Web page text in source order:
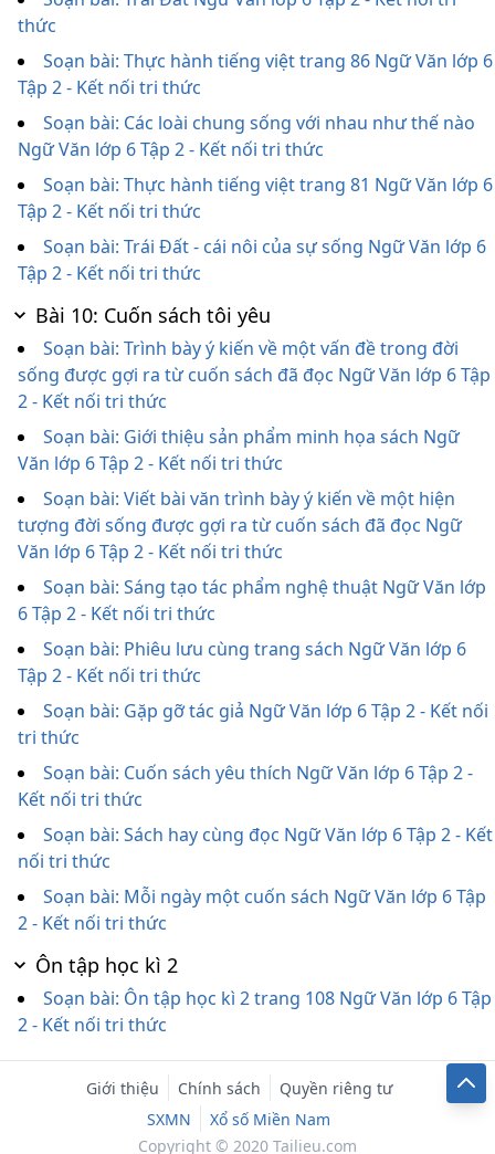
thức
Soạn bài: Thực hành tiếng việt trang 86 Ngữ Văn lớp 6
Tập 2 - Kết nối tri thức
Soạn bài: Các loài chung sống với nhau như thế nào
Ngữ Văn lớp 6 Tập 2 - Kết nối tri thức
Soạn bài: Thực hành tiếng việt trang 81 Ngữ Văn lớp 6
Tập 2 - Kết nối tri thức
Soạn bài: Trái Đất - cái nôi của sự sống Ngữ Văn lớp 6
Tập 2 - Kết nối tri thức
Bài 10: Cuốn sách tôi yêu
Soạn bài: Trình bày ý kiến về một vấn đề trong đời
sống được gợi ra từ cuốn sách đã đọc Ngữ Văn lớp 6 Tập
2 - Kết nối tri thức
Soạn bài: Giới thiệu sản phẩm minh họa sách Ngữ
Văn lớp 6 Tập 2 - Kết nối tri thức
Soạn bài: Viết bài văn trình bày ý kiến về một hiện
tượng đời sống được gợi ra từ cuốn sách đã đọc Ngữ
Văn lớp 6 Tập 2 - Kết nối tri thức
Soạn bài: Sáng tạo tác phẩm nghệ thuật Ngữ Văn lớp
6 Tập 2 - Kết nối tri thức
Soạn bài: Phiêu lưu cùng trang sách Ngữ Văn lớp 6
Tập 2 - Kết nối tri thức
Soạn bài: Gặp gỡ tác giả Ngữ Văn lớp 6 Tập 2 - Kết nối
tri thức
Soạn bài: Cuốn sách yêu thích Ngữ Văn lớp 6 Tập 2 -
Kết nối tri thức
Soạn bài: Sách hay cùng đọc Ngữ Văn lớp 6 Tập 2 - Kết
nối tri thức
Soạn bài: Mỗi ngày một cuốn sách Ngữ Văn lớp 6 Tập
2 - Kết nối tri thức
Ôn tập học kì 2
Soạn bài: Ôn tập học kì 2 trang 108 Ngữ Văn lớp 6 Tập
2 - Kết nối tri thức
Giới thiệu Chính sách
Quyền riêng tư
SXMN
Xổ số Miền Nam
Copyright © 2020 Tailieu.com